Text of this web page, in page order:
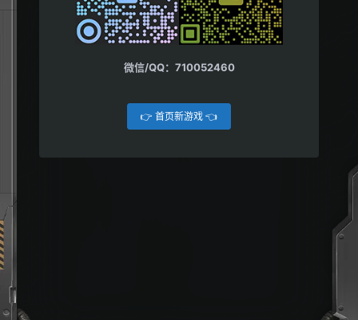
微信/QQ：710052460
👉 首页新游戏 👈